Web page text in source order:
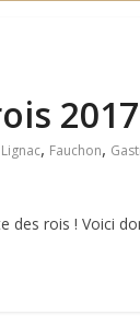
2017
, Fauchon,
des rois ! Voici